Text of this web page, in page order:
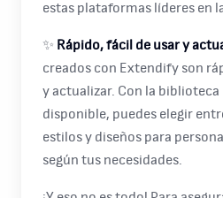
estas plataformas líderes en
✨ Rápido, fácil de usar y
creados con Extendify son
y actualizar. Con la biblioteca
disponible, puedes elegir
estilos y diseños para
según tus necesidades.